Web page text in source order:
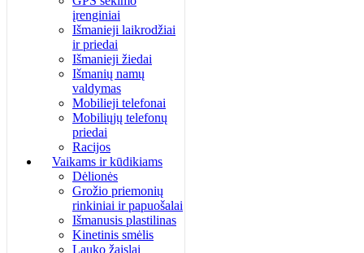
įrenginiai
Išmanieji laikrodžiai
ir priedai
Išmanieji žiedai
Išmanių namų
valdymas
Mobilieji telefonai
Mobiliųjų telefonų
priedai
Racijos
Vaikams ir kūdikiams
Dėlionės
Grožio priemonių
rinkiniai ir papuošalai
Išmanusis plastilinas
Kinetinis smėlis
Lauko žaislai